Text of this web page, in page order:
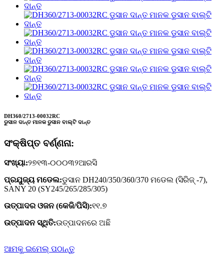
DH360/2713-00032RC
ଡୁସାନ ଦାନ୍ତ ମାନକ ଡୁସାନ ବାଲ୍ଟି ଦାନ୍ତ
ସଂକ୍ଷିପ୍ତ ବର୍ଣ୍ଣନା:
ସଂଖ୍ୟା:୨୭୧୩-୦୦୦୩୨ଆରସି
ପ୍ରଯୁଜ୍ୟ ମଡେଲ:ଡୁସାନ DH240/350/360/370 ମଡେଲ (ସିରିଜ୍ -7),
SANY 20 (SY245/265/285/305)
ଉତ୍ପାଦର ଓଜନ (କେଜି/ପିସି):୧୧.୭
ଉତ୍ପାଦନ ସ୍ଥିତି:ଉତ୍ପାଦନରେ ଅଛି
ଆମକୁ ଇମେଲ୍ ପଠାନ୍ତୁ